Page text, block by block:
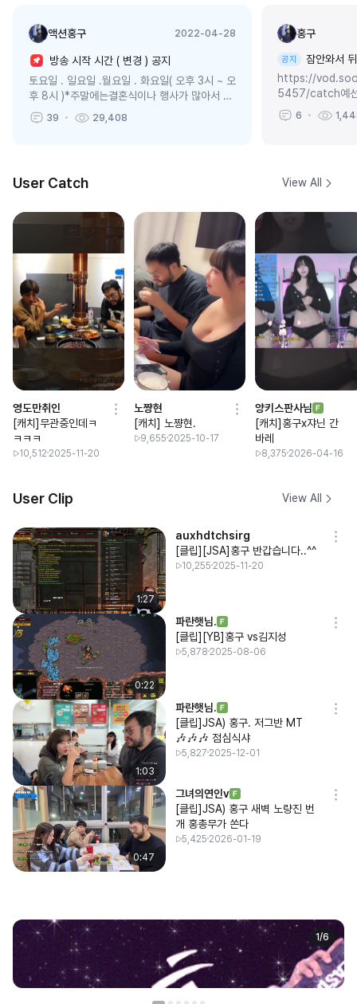
액션홍구 2022-04-28
방송 시작 시간 ( 변경 ) 공지
토요일 . 일요일 .월요일 . 화요일( 오후 3시 ~ 오
후 8시 )*주말에는결혼식이나 행사가 많아서 그
럴때는 방송시간 저녁으로 옮길 수도 있어요 ! 꼬
박꼬박 공지 꼭 남기도록 하겠...
39 29,408
홍구
공지
잠안와서
https://
5457/catch예선
하는건데내 모습
보시라고 올립니...
6
User Catch View All
영도만취인
[캐치]무관중인데ㅋ
ㅋㅋㅋ
10,512 2025-11-20
노쨩현
[캐치] 노쨩현.
9,655 2025-10-17
양키스판사님
[캐치]홍구x쟈닌 간
바레
8,375 2026-04-16
User Clip View All
1:27
auxhdtchsirg
[클립][JSA]홍구 반갑습니다..^^
10,255 2025-11-20
0:22
파란햇님.
[클립][YB]홍구 vs김지성
5,878 2025-08-06
1:03
파란햇님.
[클립]JSA) 홍구. 저그반 MT
🎶🎶🎶 점심식샤
5,827 2025-12-01
0:47
그녀의연인v
[클립]JSA) 홍구 새벽 노량진 번
개 홍총무가 쏜다
5,425 2026-01-19
1/6